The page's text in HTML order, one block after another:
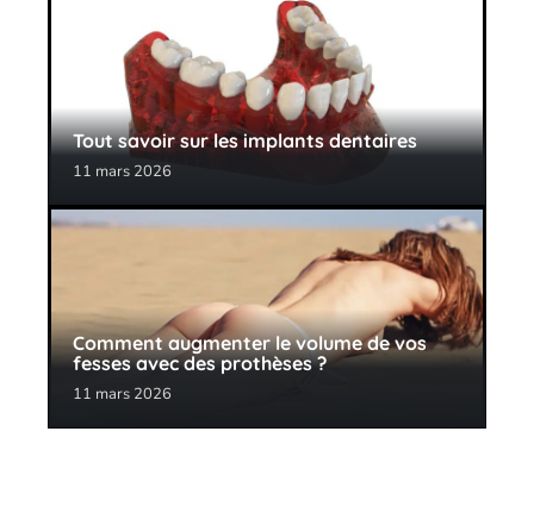
Tout savoir sur les implants dentaires
11 mars 2026
Comment augmenter le volume de vos
fesses avec des prothèses ?
11 mars 2026